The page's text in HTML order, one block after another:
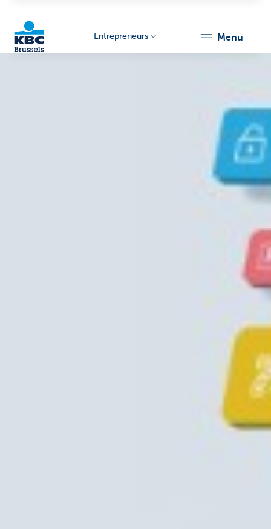
Entrepreneurs menu